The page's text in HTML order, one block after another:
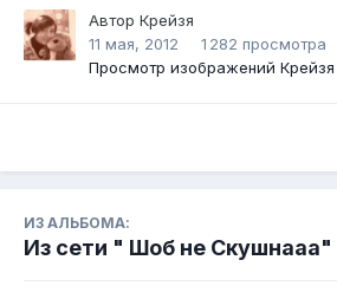
Автор Крейзя
11 мая, 2012
1 282 просмотра
Просмотр изображений Крейзя
ИЗ АЛЬБОМА:
Из сети " Шоб не Скушнааа"